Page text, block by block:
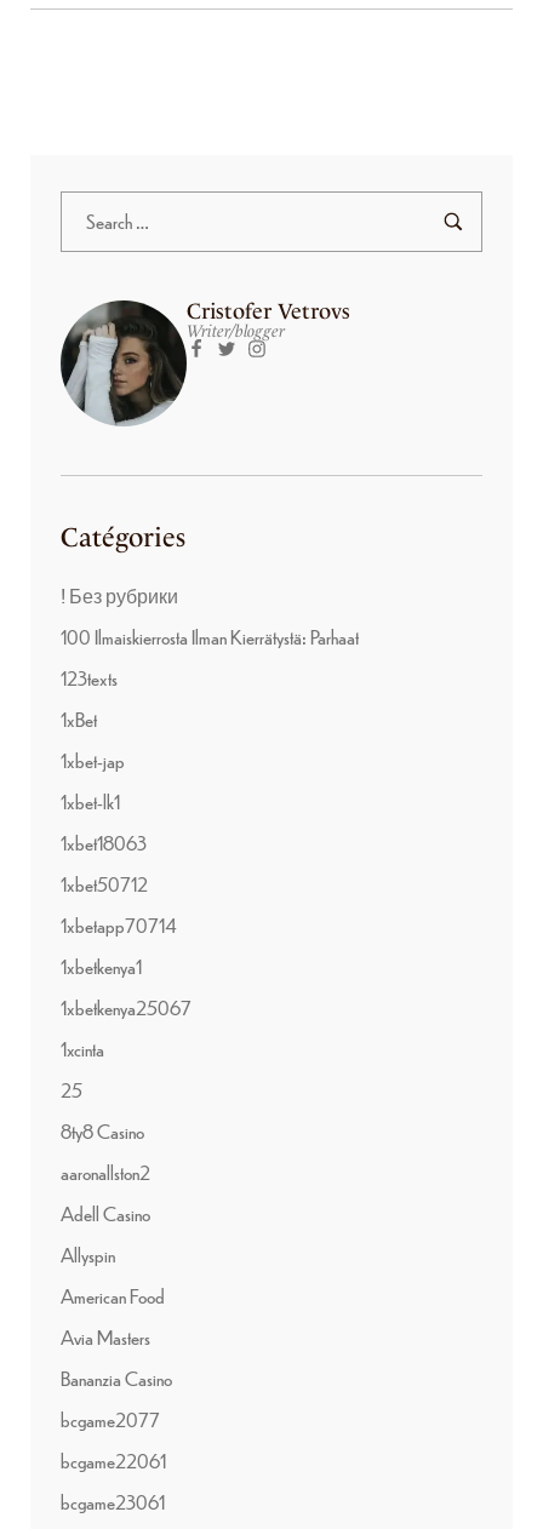
Cristofer Vetrovs
Writer/blogger
Catégories
! Без рубрики
100 Ilmaiskierrosta Ilman Kierrätystä: Parhaat
123texts
1xBet
1xbet-jap
1xbet-lk1
1xbet18063
1xbet50712
1xbetapp70714
1xbetkenya1
1xbetkenya25067
1xcinta
25
8ty8 Casino
aaronallston2
Adell Casino
Allyspin
American Food
Avia Masters
Bananzia Casino
bcgame2077
bcgame22061
bcgame23061